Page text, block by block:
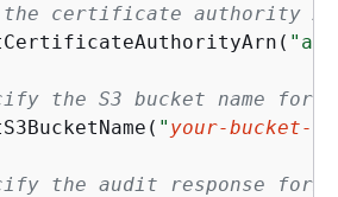
certificate authority
the S3 bucket name for
" your-bucket-
the audit response